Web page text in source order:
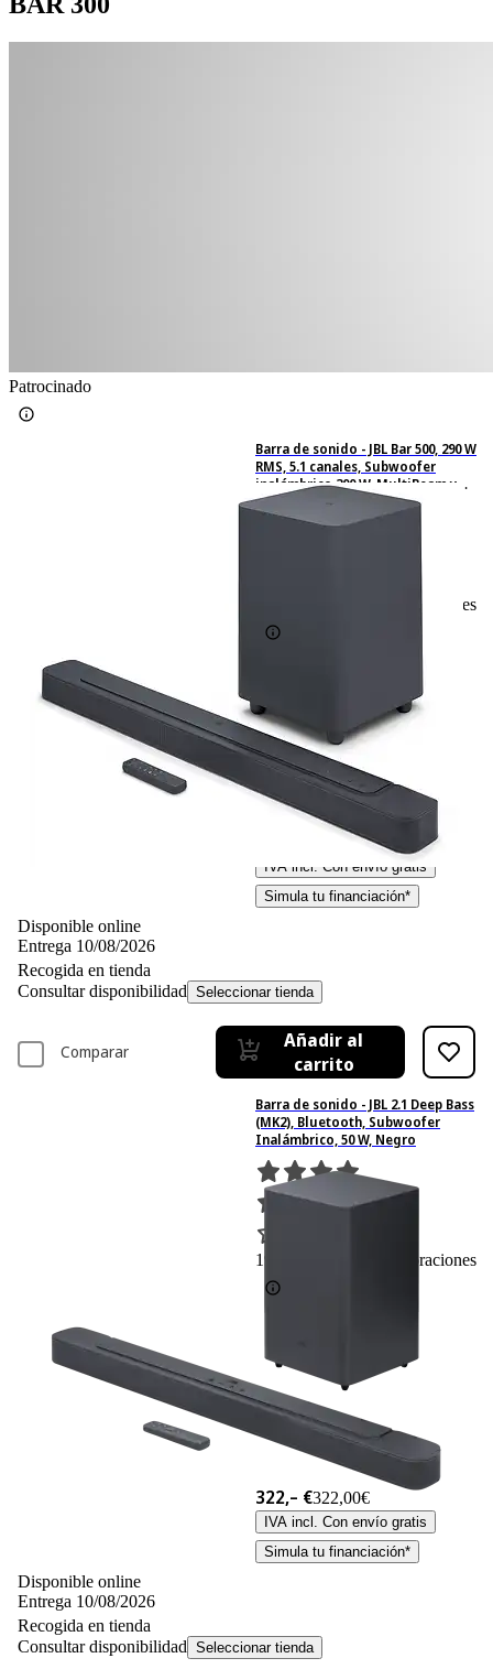
Patrocinado
Barra de sonido - JBL Bar 500, 290 W
RMS, 5.1 canales, Subwoofer
inalámbrico 300 W, MultiBeam y
Dolby Atmos, WiFi, Bluetooth, HDMI,
Negro
Basado en 202 valoraciones
-16%
416,00€
349,00€
IVA incl. Con envío gratis
Simula tu financiación*
Disponible online
Entrega 10/08/2026
Recogida en tienda
Consultar disponibilidad Seleccionar tienda
Comparar
Añadir al
carrito
Barra de sonido - JBL 2.1 Deep Bass
(MK2), Bluetooth, Subwoofer
Inalámbrico, 50 W, Negro
199 Basado en 199 valoraciones
322,– €322,00€
IVA incl. Con envío gratis
Simula tu financiación*
Disponible online
Entrega 10/08/2026
Recogida en tienda
Consultar disponibilidad Seleccionar tienda